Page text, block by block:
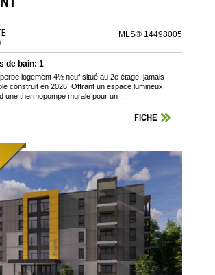
MLS® 14498005
de bain: 1
logement 4½ neuf situé au 2e étage, jamais
construit en 2026. Offrant un espace lumineux
une thermopompe murale pour un ...
FICHE